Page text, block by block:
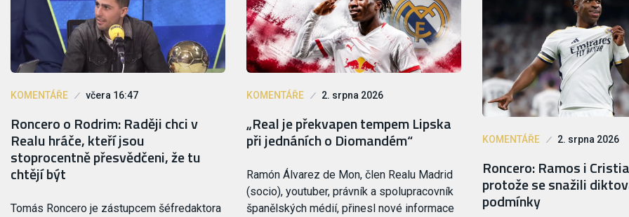
KOMENTÁŘE včera 16:47
Roncero o Rodrim: Raději chci v
Realu hráče, kteří jsou
stoprocentně přesvědčeni, že tu
chtějí být
Tomás Roncero je zástupcem šéfredaktora
KOMENTÁŘE 2. srpna 2026
„Real je překvapen tempem Lipska
při jednáních o Diomandém“
Ramón Álvarez de Mon, člen Realu Madrid
(socio), youtuber, právník a spolupracovník
španělských médií, přinesl nové informace
KOMENTÁŘE 2. srpna 2026
Roncero: Ramos i
protože se snažili
podmínky